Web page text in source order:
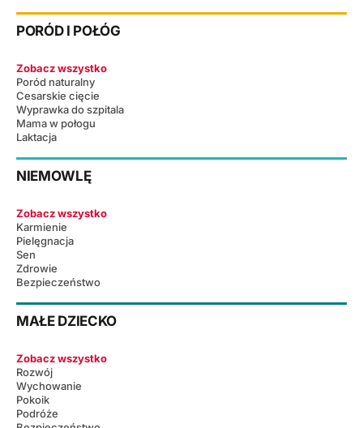
PORÓD I POŁÓG
Zobacz wszystko
Poród naturalny
Cesarskie cięcie
Wyprawka do szpitala
Mama w połogu
Laktacja
NIEMOWLĘ
Zobacz wszystko
Karmienie
Pielęgnacja
Sen
Zdrowie
Bezpieczeństwo
MAŁE DZIECKO
Zobacz wszystko
Rozwój
Wychowanie
Pokoik
Podróże